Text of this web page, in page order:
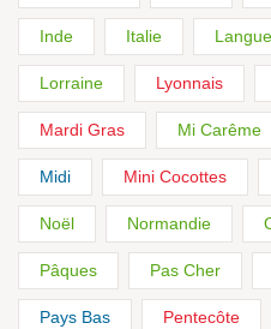
Inde Italie
Lorraine Lyonnais
Mardi Gras Mi Carême
Midi Mini Cocottes
Noël Normandie
Pâques Pas Cher
Pays Bas Pentecôte